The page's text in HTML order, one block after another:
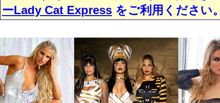
ーLady Cat Express をご利用ください